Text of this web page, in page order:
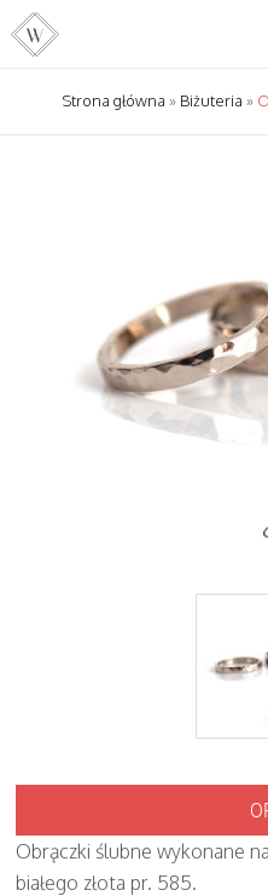
Strona główna » Biżuteria »
Obrączki ślubne wykonane
białego złota pr. 585.